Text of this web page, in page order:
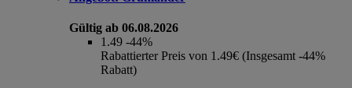
Gültig ab 06.08.2026
1.49 -44%
Rabattierter Preis von 1.49€ (Insgesamt -44%
Rabatt)